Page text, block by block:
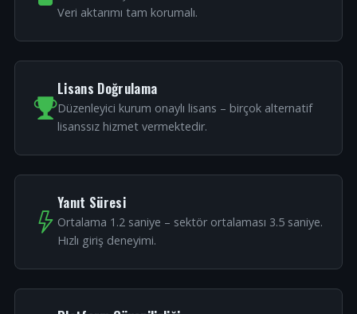
Veri aktarımı tam korumalı.
Lisans Doğrulama
Düzenleyici kurum onaylı lisans – birçok alternatif
lisanssız hizmet vermektedir.
Yanıt Süresi
Ortalama 1.2 saniye – sektör ortalaması 3.5 saniye.
Hızlı giriş deneyimi.